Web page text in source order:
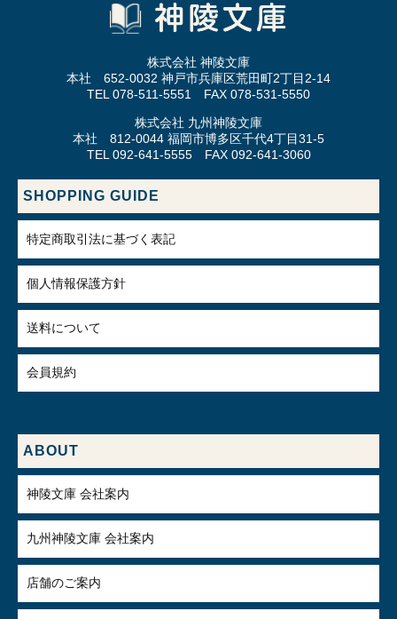
株式会社 神陵文庫
本社 652-0032 神戸市兵庫区荒田町2丁目2-14
TEL 078-511-5551 FAX 078-531-5550
株式会社 九州神陵文庫
本社 812-0044 福岡市博多区千代4丁目31-5
TEL 092-641-5555 FAX 092-641-3060
SHOPPING GUIDE
特定商取引法に基づく表記
個人情報保護方針
送料について
会員規約
ABOUT
神陵文庫 会社案内
九州神陵文庫 会社案内
店舗のご案内